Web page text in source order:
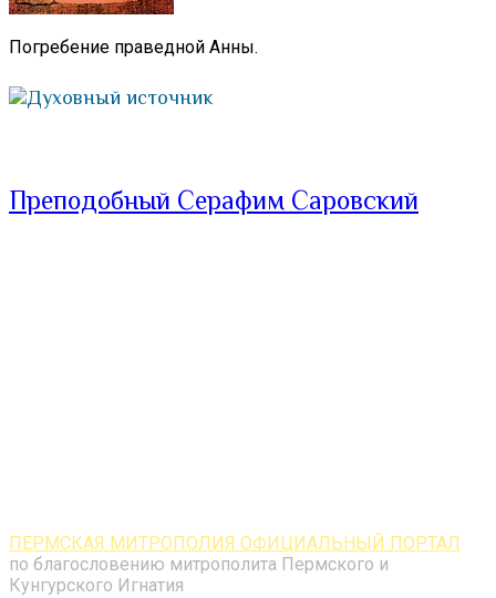
Погребение праведной Анны.
Духовный источник
Преподобный Серафим Саровский
ПЕРМСКАЯ МИТРОПОЛИЯ ОФИЦИАЛЬНЫЙ ПОРТАЛ
по благословению митрополита Пермского и
Кунгурского Игнатия